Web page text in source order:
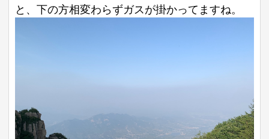
と、下の方相変わらずガスが掛かってますね。